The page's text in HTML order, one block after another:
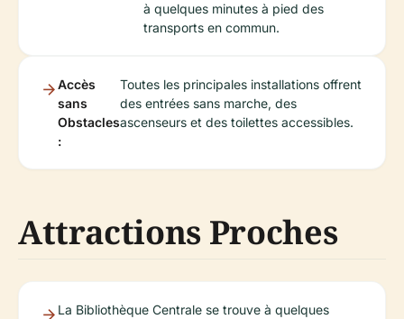
à quelques minutes à pied des
transports en commun.
Accès
sans
Obstacles
:
Toutes les principales installations offrent
des entrées sans marche, des
ascenseurs et des toilettes accessibles.
Attractions Proches
La Bibliothèque Centrale se trouve à quelques